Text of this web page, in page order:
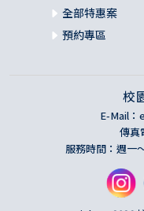
全部特惠案
預約專區
校
E-Mail：
傳真
服務時間：週一